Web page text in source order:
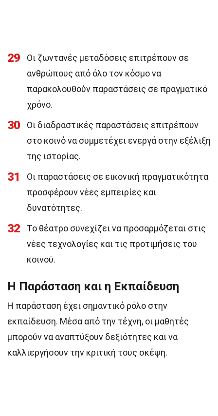
29
Οι ζωντανές μεταδόσεις επιτρέπουν σε
ανθρώπους από όλο τον κόσμο να
παρακολουθούν παραστάσεις σε πραγματικό
χρόνο.
30
Οι διαδραστικές παραστάσεις επιτρέπουν
στο κοινό να συμμετέχει ενεργά στην εξέλιξη
της ιστορίας.
31
Οι παραστάσεις σε εικονική πραγματικότητα
προσφέρουν νέες εμπειρίες και
δυνατότητες.
32
Το θέατρο συνεχίζει να προσαρμόζεται στις
νέες τεχνολογίες και τις προτιμήσεις του
κοινού.
Η Παράσταση και η Εκπαίδευση
Η παράσταση έχει σημαντικό ρόλο στην
εκπαίδευση. Μέσα από την τέχνη, οι μαθητές
μπορούν να αναπτύξουν δεξιότητες και να
καλλιεργήσουν την κριτική τους σκέψη.